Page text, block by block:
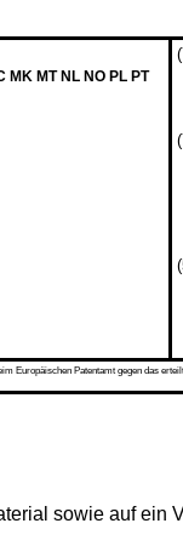
MK MT NL NO PL PT
Europäischen Patentamt gegen das
sowie auf ein